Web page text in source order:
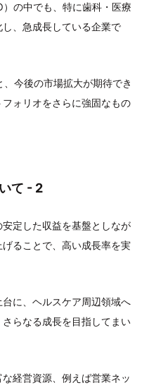
の中でも、特に歯科・医療
、急成長している企業で
今後の市場拡大が期待でき
ォリオをさらに強固なもの
て - 2
定した収益を基盤としなが
ることで、高い成長率を実
に、ヘルスケア周辺領域へ
らなる成長を目指してまい
経営資源、例えば営業ネッ